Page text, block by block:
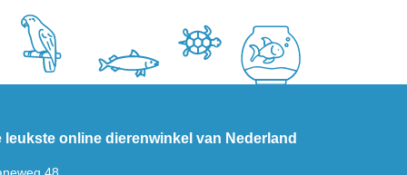
leukste online dierenwinkel van Nederland